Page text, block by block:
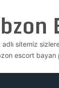
sitemiz
escort bayan